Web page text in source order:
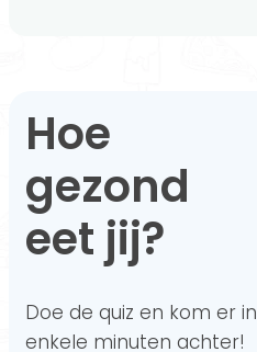
Hoe
gezond
eet jij?
Doe de quiz en kom er in
enkele minuten achter!